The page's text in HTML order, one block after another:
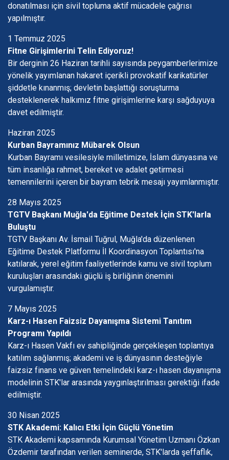
donatılması için sivil topluma aktif mücadele çağrısı
yapılmıştır.
1 Temmuz 2025
Fitne Girişimlerini Telin Ediyoruz!
Bir derginin 26 Haziran tarihli sayısında peygamberlerimize
yönelik yayımlanan hakaret içerikli provokatif karikatürler
şiddetle kınanmış; devletin başlattığı soruşturma
desteklenerek halkımız fitne girişimlerine karşı sağduyuya
davet edilmiştir.
Haziran 2025
Kurban Bayramınız Mübarek Olsun
Kurban Bayramı vesilesiyle milletimize, İslam dünyasına ve
tüm insanlığa rahmet, bereket ve adalet getirmesi
temennilerini içeren bir bayram tebrik mesajı yayımlanmıştır.
28 Mayıs 2025
TGTV Başkanı Muğla'da Eğitime Destek İçin STK'larla
Buluştu
TGTV Başkanı Av. İsmail Tuğrul, Muğla'da düzenlenen
Eğitime Destek Platformu İl Koordinasyon Toplantısı'na
katılarak, yerel eğitim faaliyetlerinde kamu ve sivil toplum
kuruluşları arasındaki güçlü iş birliğinin önemini
vurgulamıştır.
7 Mayıs 2025
Karz-ı Hasen Faizsiz Dayanışma Sistemi Tanıtım
Programı Yapıldı
Karz-ı Hasen Vakfı ev sahipliğinde gerçekleşen toplantıya
katılım sağlanmış; akademi ve iş dünyasının desteğiyle
faizsiz finans ve güven temelindeki karz-ı hasen dayanışma
modelinin STK'lar arasında yaygınlaştırılması gerektiği ifade
edilmiştir.
30 Nisan 2025
STK Akademi: Kalıcı Etki İçin Güçlü Yönetim
STK Akademi kapsamında Kurumsal Yönetim Uzmanı Özkan
Özdemir tarafından verilen seminerde, STK'larda şeffaflık,